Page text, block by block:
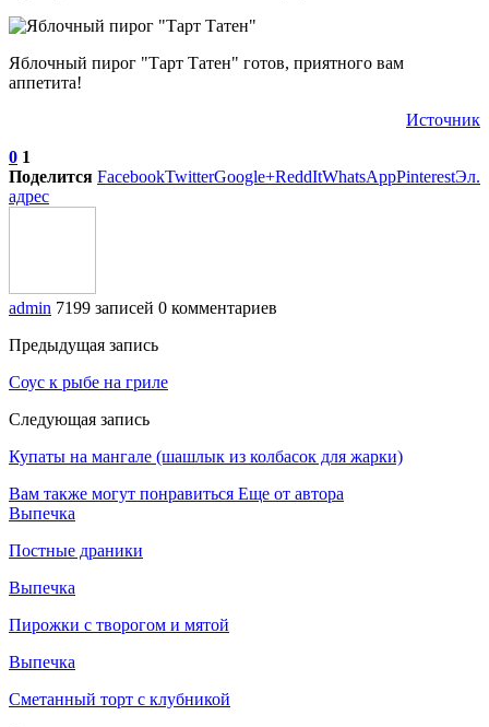
Яблочный пирог "Тарт Татен" готов, приятного вам
аппетита!
Источник
0 1
Поделится FacebookTwitterGoogle+ReddItWhatsAppPinterestЭл.
адрес
admin 7199 записей 0 комментариев
Предыдущая запись
Соус к рыбе на гриле
Следующая запись
Купаты на мангале (шашлык из колбасок для жарки)
Вам также могут понравиться Еще от автора
Выпечка
Постные драники
Выпечка
Пирожки с творогом и мятой
Выпечка
Сметанный торт с клубникой